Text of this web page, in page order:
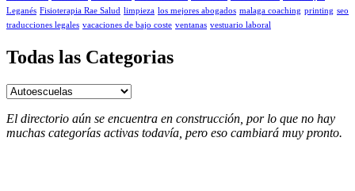
Leganés Fisioterapia Rae Salud limpieza los mejores abogados malaga coaching printing seo
traducciones legales vacaciones de bajo coste ventanas vestuario laboral
Todas las Categorias
Todas
Categorias
El directorio aún se encuentra en construcción, por lo que no hay
muchas categorías activas todavía, pero eso cambiará muy pronto.